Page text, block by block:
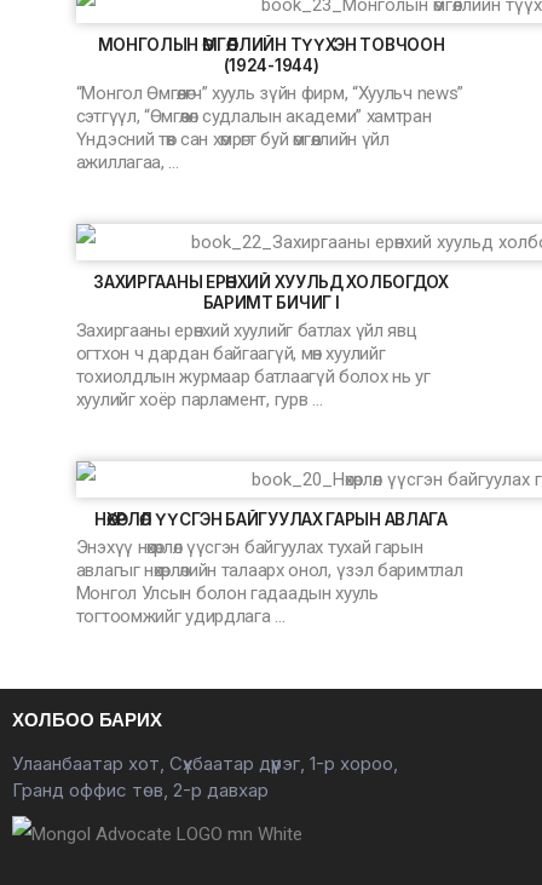
МОНГОЛЫН ӨМГӨӨЛЛИЙН ТҮҮХЭН ТОВЧООН
(1924-1944)
“Монгол Өмгөөлөгч” хууль зүйн фирм, “Хуульч news”
сэтгүүл, “Өмгөөлөл судлалын академи” хамтран
Үндэсний төв сан хөмрөгт буй өмгөөллийн үйл
ажиллагаа, …
ЗАХИРГААНЫ ЕРӨНХИЙ ХУУЛЬД ХОЛБОГДОХ
БАРИМТ БИЧИГ I
Захиргааны ерөнхий хуулийг батлах үйл явц
огтхон ч дардан байгаагүй, мөн хуулийг
тохиолдлын журмаар батлаагүй болох нь уг
хуулийг хоёр парламент, гурв …
НӨХӨРЛӨЛ ҮҮСГЭН БАЙГУУЛАХ ГАРЫН АВЛАГА
Энэхүү нөхөрлөл үүсгэн байгуулах тухай гарын
авлагыг нөхөрлөлийн талаарх онол, үзэл баримтлал
Монгол Улсын болон гадаадын хууль
тогтоомжийг удирдлага …
ХОЛБОО БАРИХ
Улаанбаатар хот, Сүхбаатар дүүрэг, 1-р хороо,
Гранд оффис төв, 2-р давхар